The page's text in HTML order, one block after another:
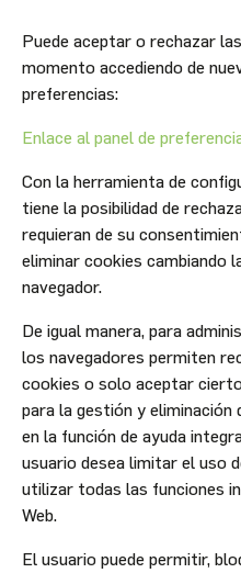
Puede aceptar o rechazar
momento accediendo de
preferencias:
Enlace al panel de
Con la herramienta de
tiene la posibilidad de
requieran de su
eliminar cookies cambiando
navegador.
De igual manera, para
los navegadores permiten
cookies o solo aceptar
para la gestión y eliminación
en la función de ayuda
usuario desea limitar el uso
utilizar todas las funciones
Web.
El usuario puede permitir,